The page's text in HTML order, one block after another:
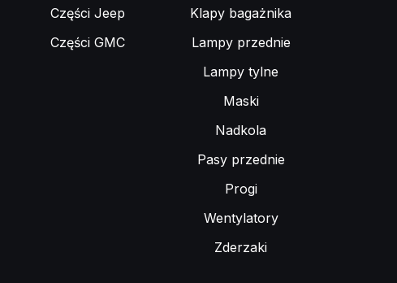
Części Jeep
Części GMC
Klapy bagażnika
Lampy przednie
Lampy tylne
Maski
Nadkola
Pasy przednie
Progi
Wentylatory
Zderzaki